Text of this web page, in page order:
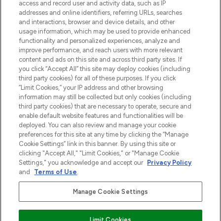
verzending vanaf €40.
Cookie-toestemming
Do Not Sell or Share My Personal
Information
HELP & INFORMATIE
BEDRIJFSINFORMATIE
OVER LOOKFANTASTIC
Betaal veilig met
access and record user and activity data, such as IP
addresses and online identifiers, referring URLs, searches
and interactions, browser and device details, and other
usage information, which may be used to provide enhanced
functionality and personalized experiences, analyze and
improve performance, and reach users with more relevant
content and ads on this site and across third party sites. If
you click “Accept All” this site may deploy cookies (including
third party cookies) for all of these purposes. If you click
“Limit Cookies,” your IP address and other browsing
information may still be collected but only cookies (including
third party cookies) that are necessary to operate, secure and
enable default website features and functionalities will be
deployed. You can also review and manage your cookie
preferences for this site at any time by clicking the “Manage
Cookie Settings” link in this banner. By using this site or
clicking "Accept All," "Limit Cookies," or "Manage Cookie
Settings," you acknowledge and accept our Privacy Policy
and
Terms of Use.
Manage Cookie Settings